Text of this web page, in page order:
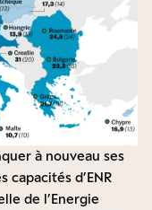
à nouveau ses
d’ENR
de l’Energie